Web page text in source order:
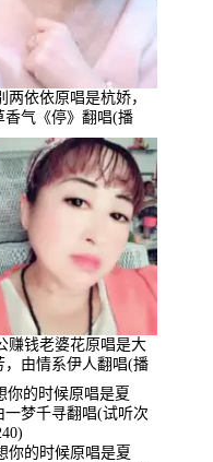
两依依原唱是杭娇，
香气《停》翻唱(播
赚钱老婆花原唱是大
，由情系伊人翻唱(播
你的时候原唱是夏